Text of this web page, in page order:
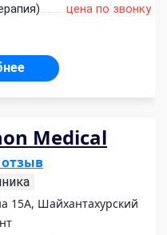
цена по звонку
Medical
отзыв
15А, Шайхантахурский